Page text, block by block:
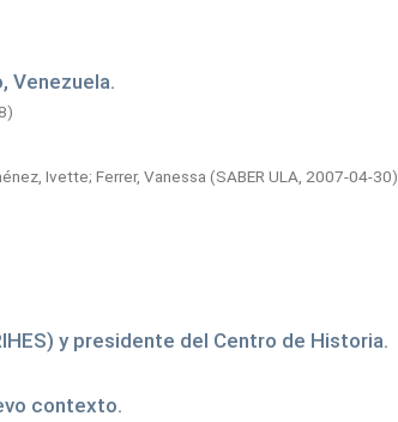
Venezuela.
)
Ivette; Ferrer, Vanessa (SABER ULA, 2007-04-30)
y presidente del Centro de Historia.
contexto.